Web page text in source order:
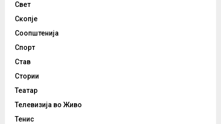
Свет
Скопје
Соопштенија
Спорт
Став
Стории
Театар
Телевизија во Живо
Тенис